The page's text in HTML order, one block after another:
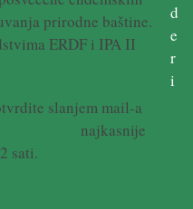
prirodne baštine.
ERDF i IPA II
slanjem mail-a
najkasnije
sati.
d
e
r
i